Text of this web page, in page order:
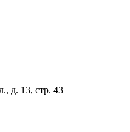
д. 13, стр. 43